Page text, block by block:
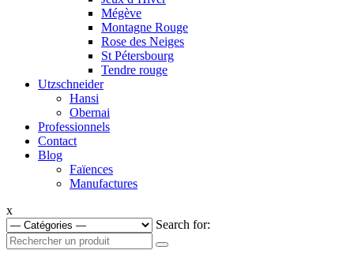
Mégève
Montagne Rouge
Rose des Neiges
St Pétersbourg
Tendre rouge
Utzschneider
Hansi
Obernai
Professionnels
Contact
Blog
Faïences
Manufactures
x
Search for: